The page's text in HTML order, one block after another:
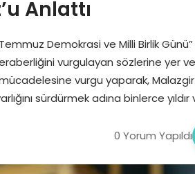
Anlattı
Demokrasi ve Milli Birlik
vurgulayan sözlerine yer
vurgu yaparak,
sürdürmek adına binlerce yıldır
0 Yorum Yapıldı